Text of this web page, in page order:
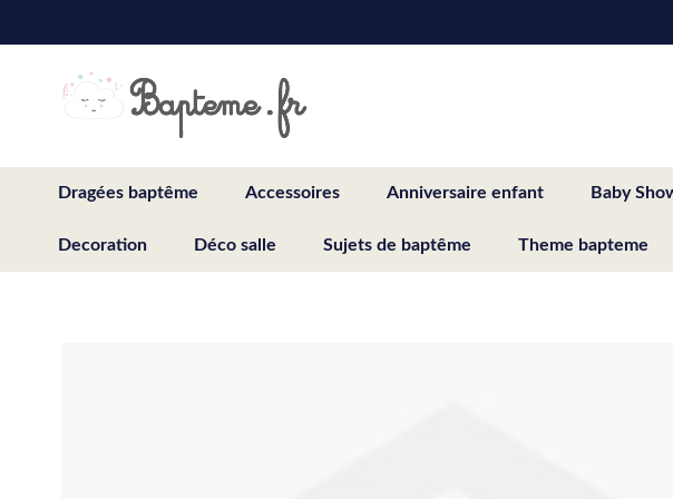
to
Dragées baptême Accessoires Anniversaire enfant Baby
Decoration Déco salle Sujets de baptême Theme bapteme